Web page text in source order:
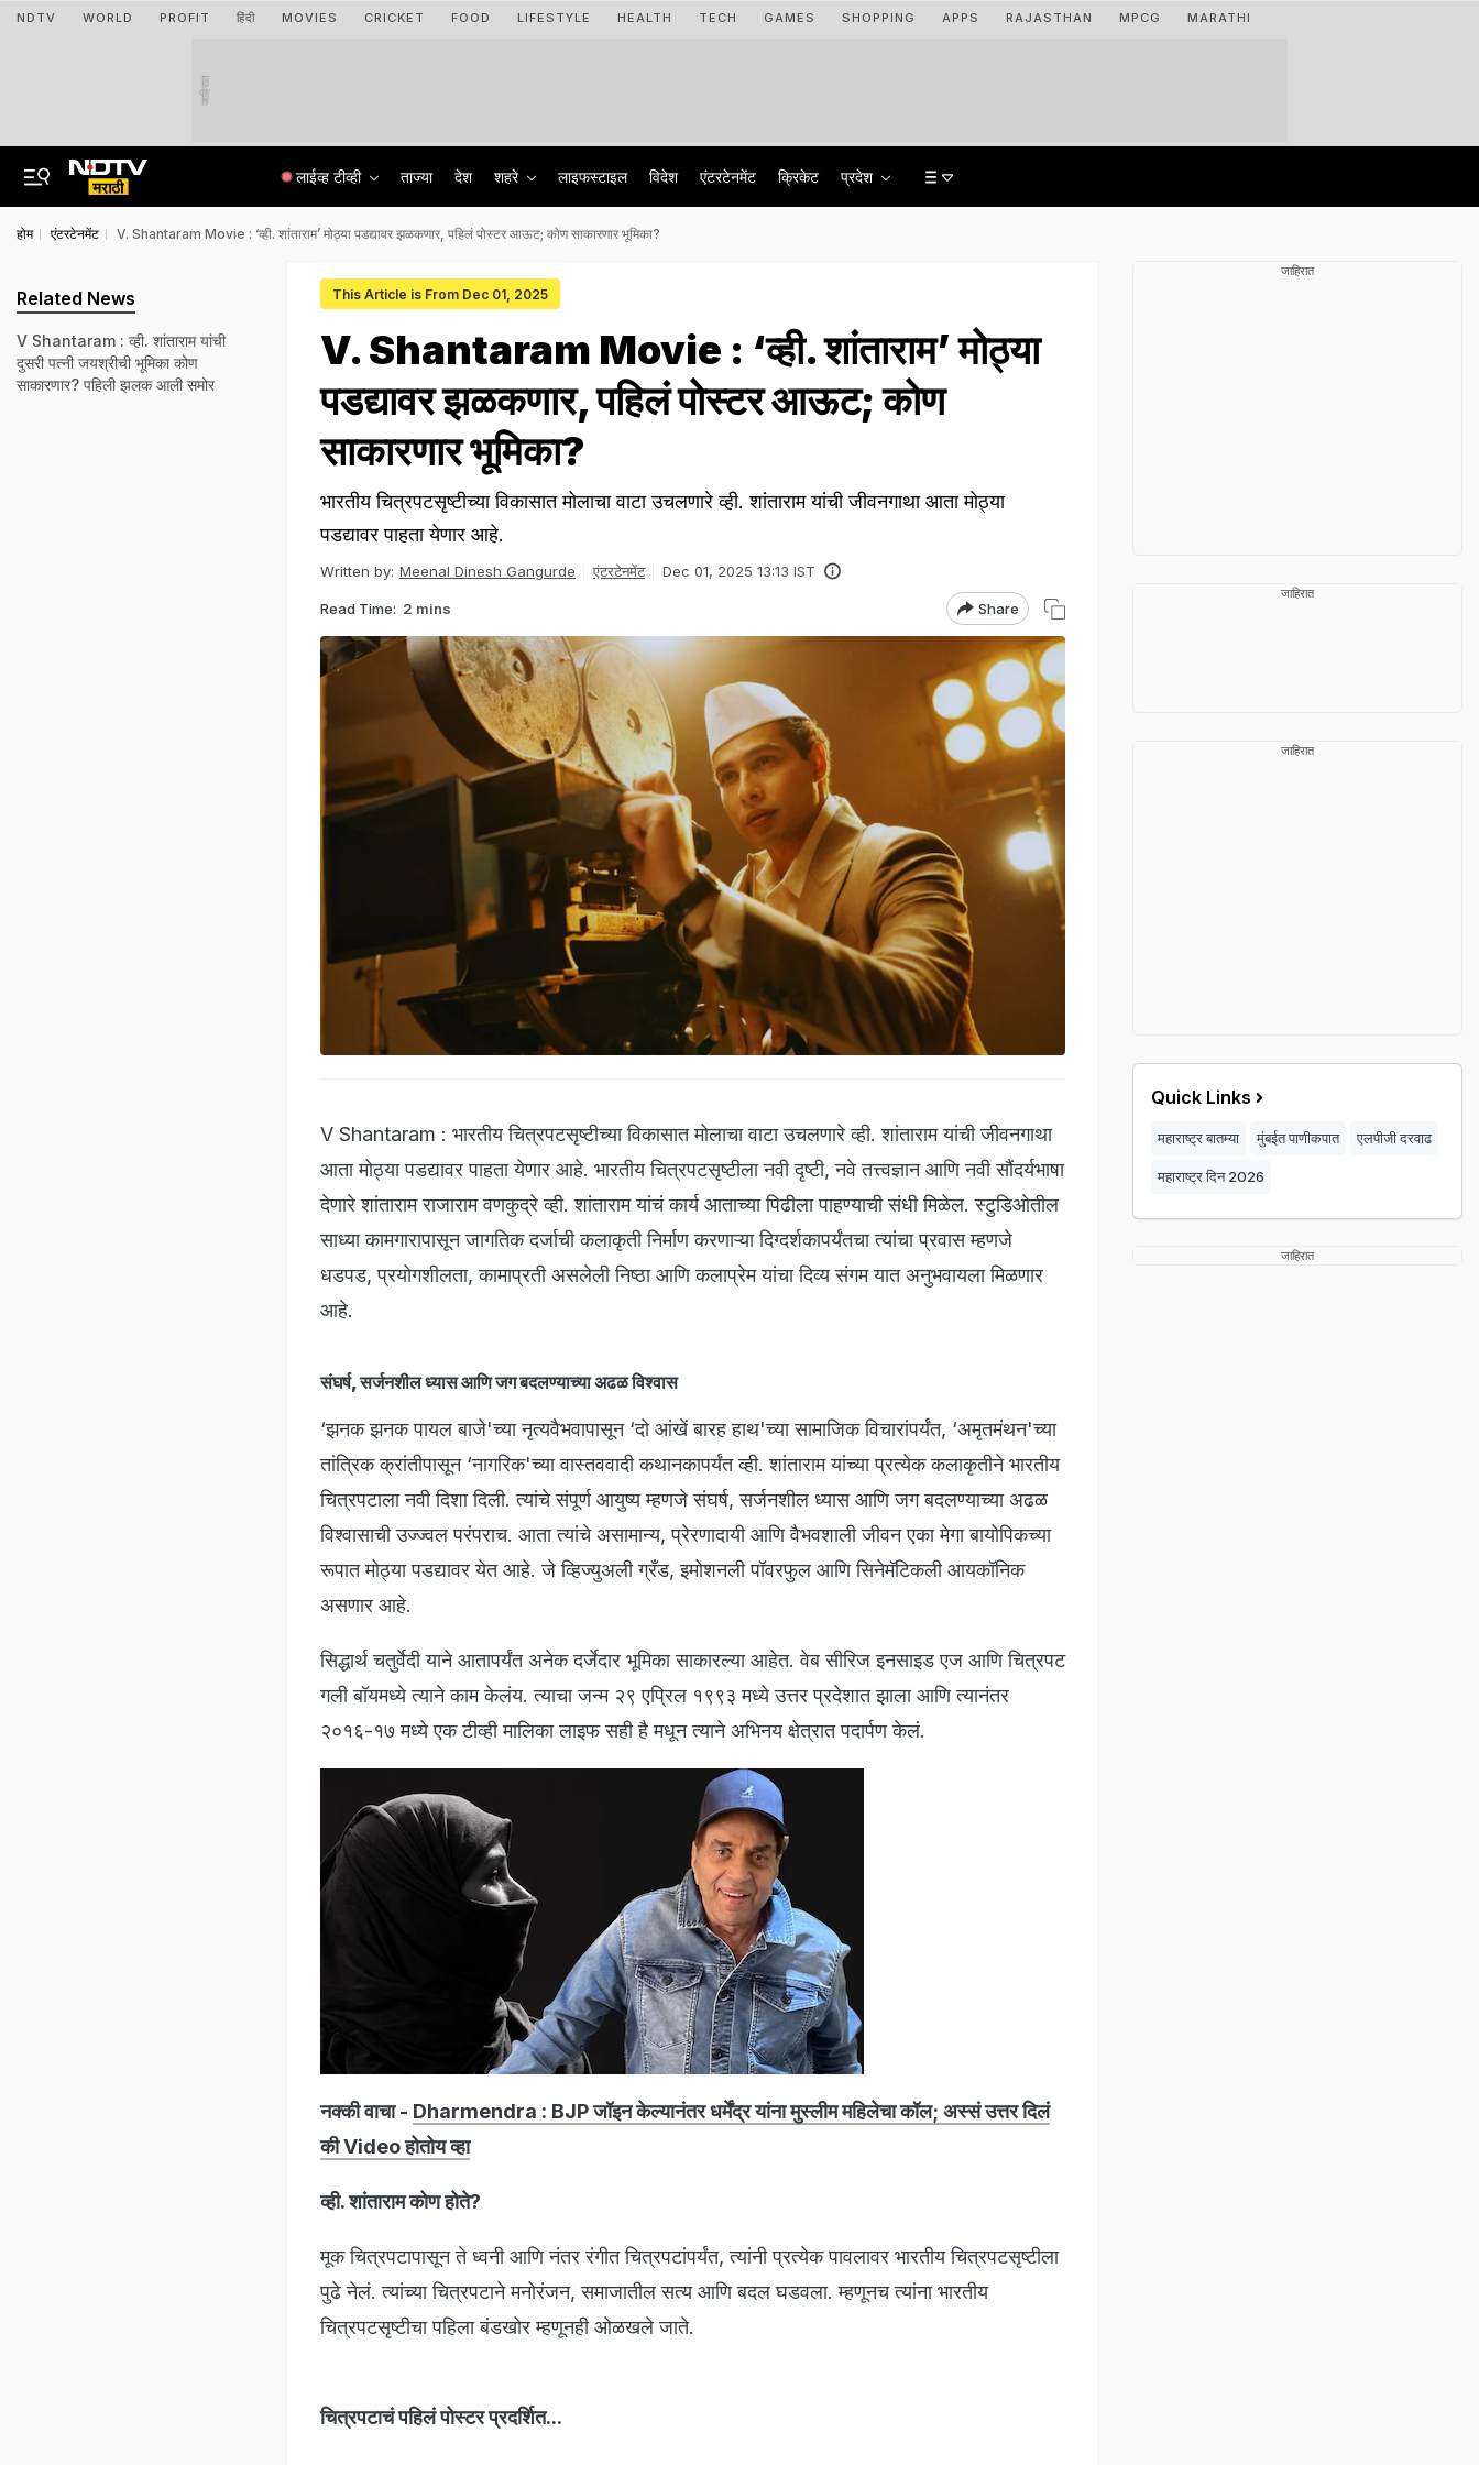
NDTV WORLD PROFIT हिंदी MOVIES CRICKET FOOD LIFESTYLE HEALTH TECH GAMES SHOPPING APPS RAJASTHAN MPCG MARATHI
जाहिरात
लाईव्ह टीव्ही ताज्या देश शहरे लाइफस्टाइल विदेश एंटरटेनमेंट क्रिकेट प्रदेश
होम एंटरटेनमेंट V. Shantaram Movie : ‘व्ही. शांताराम’ मोठ्या पडद्यावर झळकणार, पहिलं पोस्टर आऊट; कोण साकारणार भूमिका?
This Article is From Dec 01, 2025
V. Shantaram Movie : ‘व्ही. शांताराम’ मोठ्या
पडद्यावर झळकणार, पहिलं पोस्टर आऊट; कोण
साकारणार भूमिका?
भारतीय चित्रपटसृष्टीच्या विकासात मोलाचा वाटा उचलणारे व्ही. शांताराम यांची जीवनगाथा आता मोठ्या
पडद्यावर पाहता येणार आहे.
Written by: Meenal Dinesh Gangurde एंटरटेनमेंट Dec 01, 2025 13:13 IST
Read Time: 2 mins Share
V Shantaram : भारतीय चित्रपटसृष्टीच्या विकासात मोलाचा वाटा उचलणारे व्ही. शांताराम यांची जीवनगाथा
आता मोठ्या पडद्यावर पाहता येणार आहे. भारतीय चित्रपटसृष्टीला नवी दृष्टी, नवे तत्त्वज्ञान आणि नवी सौंदर्यभाषा
देणारे शांताराम राजाराम वणकुद्रे व्ही. शांताराम यांचं कार्य आताच्या पिढीला पाहण्याची संधी मिळेल. स्टुडिओतील
साध्या कामगारापासून जागतिक दर्जाची कलाकृती निर्माण करणाऱ्या दिग्दर्शकापर्यंतचा त्यांचा प्रवास म्हणजे
धडपड, प्रयोगशीलता, कामाप्रती असलेली निष्ठा आणि कलाप्रेम यांचा दिव्य संगम यात अनुभवायला मिळणार
आहे.
संघर्ष, सर्जनशील ध्यास आणि जग बदलण्याच्या अढळ विश्वास
‘झनक झनक पायल बाजे'च्या नृत्यवैभवापासून ‘दो आंखें बारह हाथ'च्या सामाजिक विचारांपर्यंत, ‘अमृतमंथन'च्या
तांत्रिक क्रांतीपासून ‘नागरिक'च्या वास्तववादी कथानकापर्यंत व्ही. शांताराम यांच्या प्रत्येक कलाकृतीने भारतीय
चित्रपटाला नवी दिशा दिली. त्यांचे संपूर्ण आयुष्य म्हणजे संघर्ष, सर्जनशील ध्यास आणि जग बदलण्याच्या अढळ
विश्वासाची उज्ज्वल परंपराच. आता त्यांचे असामान्य, प्रेरणादायी आणि वैभवशाली जीवन एका मेगा बायोपिकच्या
रूपात मोठ्या पडद्यावर येत आहे. जे व्हिज्युअली ग्रँड, इमोशनली पॉवरफुल आणि सिनेमॅटिकली आयकॉनिक
असणार आहे.
सिद्धार्थ चतुर्वेदी याने आतापर्यंत अनेक दर्जेदार भूमिका साकारल्या आहेत. वेब सीरिज इनसाइड एज आणि चित्रपट
गली बॉयमध्ये त्याने काम केलंय. त्याचा जन्म २९ एप्रिल १९९३ मध्ये उत्तर प्रदेशात झाला आणि त्यानंतर
२०१६-१७ मध्ये एक टीव्ही मालिका लाइफ सही है मधून त्याने अभिनय क्षेत्रात पदार्पण केलं.
नक्की वाचा - Dharmendra : BJP जॉइन केल्यानंतर धर्मेंद्र यांना मुस्लीम महिलेचा कॉल; अस्सं उत्तर दिलं
की Video होतोय व्हा
व्ही. शांताराम कोण होते?
मूक चित्रपटापासून ते ध्वनी आणि नंतर रंगीत चित्रपटांपर्यंत, त्यांनी प्रत्येक पावलावर भारतीय चित्रपटसृष्टीला
पुढे नेलं. त्यांच्या चित्रपटाने मनोरंजन, समाजातील सत्य आणि बदल घडवला. म्हणूनच त्यांना भारतीय
चित्रपटसृष्टीचा पहिला बंडखोर म्हणूनही ओळखले जाते.
चित्रपटाचं पहिलं पोस्टर प्रदर्शित...
Related News
V Shantaram : व्ही. शांताराम यांची
दुसरी पत्नी जयश्रीची भूमिका कोण
साकारणार? पहिली झलक आली समोर
जाहिरात
जाहिरात
जाहिरात
Quick Links
महाराष्ट्र बातम्या मुंबईत पाणीकपात एलपीजी दरवाढ
महाराष्ट्र दिन 2026
जाहिरात